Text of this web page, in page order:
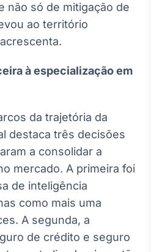
de ativos
Em breve
não só de mitigação de
ao território
à especialização em
da trajetória da
destaca três decisões
a consolidar a
mercado. A primeira foi
de inteligência
como mais uma
A segunda, a
de crédito e seguro